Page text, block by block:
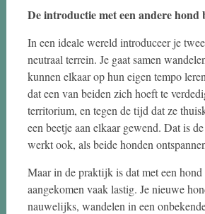
De introductie met een andere hond
In een ideale wereld introduceer je
neutraal terrein. Je gaat samen
kunnen elkaar op hun eigen tempo
dat een van beiden zich hoeft te
territorium, en tegen de tijd dat ze
een beetje aan elkaar gewend. Dat is
werkt ook, als beide honden
Maar in de praktijk is dat met een hond
aangekomen vaak lastig. Je nieuwe
nauwelijks, wandelen in een